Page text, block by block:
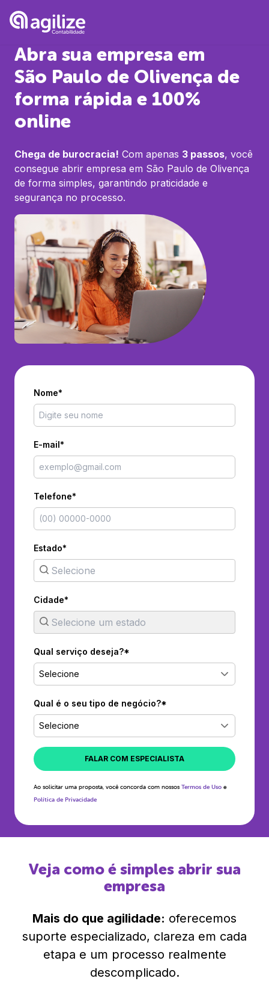
Abra sua empresa em
São Paulo de Olivença de
forma rápida e 100%
online
Chega de burocracia! Com apenas 3 passos, você
consegue abrir empresa em São Paulo de Olivença
de forma simples, garantindo praticidade e
segurança no processo.
Nome*
E-mail*
Telefone*
Estado*
Cidade*
Qual serviço deseja?*
Selecione
Qual é o seu tipo de negócio?*
Selecione
FALAR COM ESPECIALISTA
Ao solicitar uma proposta, você concorda com nossos Termos de Uso e
Política de Privacidade
Veja como é simples abrir sua
empresa
Mais do que agilidade: oferecemos
suporte especializado, clareza em cada
etapa e um processo realmente
descomplicado.